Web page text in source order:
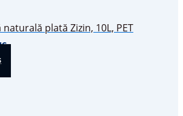
plată Zizin, 10L, PET